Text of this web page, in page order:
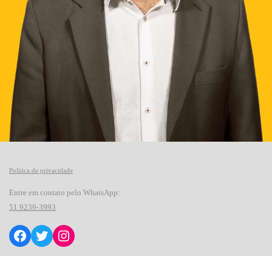
Política de privacidade
Entre em contato pelo WhatsApp:
51 9239-3993
Facebook Twitter Instagram